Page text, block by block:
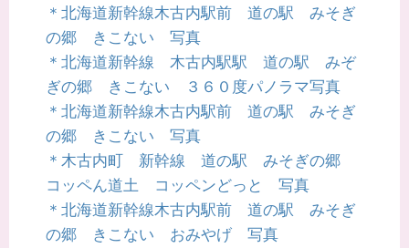
＊北海道新幹線木古内駅前 道の駅 みそぎ
の郷 きこない 写真
＊北海道新幹線 木古内駅駅 道の駅 みぞ
ぎの郷 きこない ３６０度パノラマ写真
＊北海道新幹線木古内駅前 道の駅 みそぎ
の郷 きこない 写真
＊木古内町 新幹線 道の駅 みそぎの郷
コッペん道土 コッペンどっと 写真
＊北海道新幹線木古内駅前 道の駅 みそぎ
の郷 きこない おみやげ 写真